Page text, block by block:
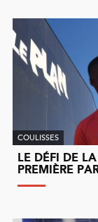
COULISSES
LE DÉFI DE LA
PREMIÈRE